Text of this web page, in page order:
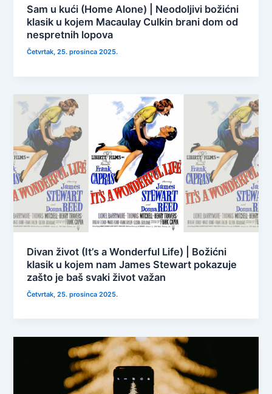
Sam u kući (Home Alone) | Neodoljivi božićni
klasik u kojem Macaulay Culkin brani dom od
nespretnih lopova
Četvrtak, 25. prosinca 2025.
Divan život (It’s a Wonderful Life) | Božićni
klasik u kojem nam James Stewart pokazuje
zašto je baš svaki život važan
Četvrtak, 25. prosinca 2025.